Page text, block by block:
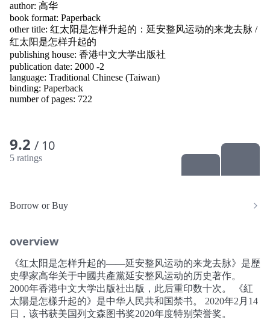
author: 高华
book format: Paperback
other title: 红太阳是怎样升起的：延安整风运动的来龙去脉 /
红太阳是怎样升起的
publishing house: 香港中文大学出版社
publication date: 2000 -2
language: Traditional Chinese (Taiwan)
binding: Paperback
number of pages: 722
9.2 / 10
5 ratings
Borrow or Buy
overview
《红太阳是怎样升起的——延安整风运动的来龙去脉》是歷
史學家高华关于中國共產黨延安整风运动的历史著作。
2000年香港中文大学出版社出版，此后重印数十次。 《紅
太陽是怎樣升起的》是中华人民共和国禁书。 2020年2月14
日，该书获美国列文森图书奖2020年度特别荣誉奖。